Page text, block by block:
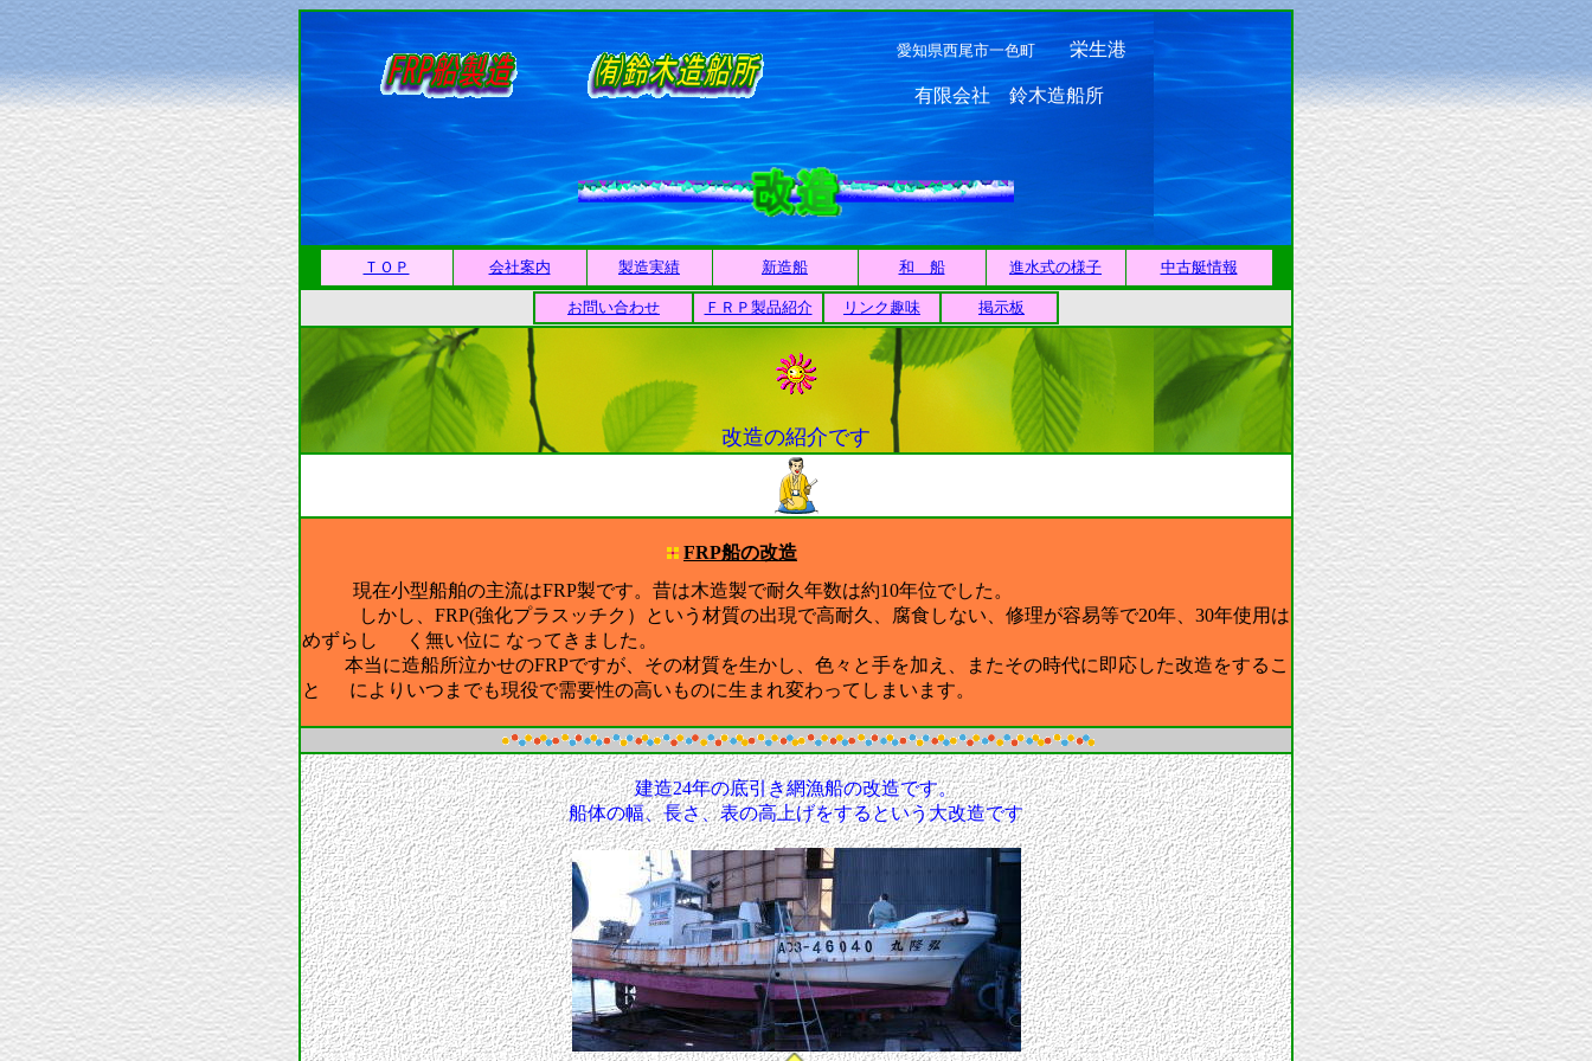
愛知県西尾市一色町 栄生港
有限会社 鈴木造船所
ＴＯＰ 会社案内 製造実績 新造船 和 船 進水式の様子 中古艇情報
お問い合わせ ＦＲＰ製品紹介 リンク趣味 掲示板
改造の紹介です
FRP船の改造
現在小型船舶の主流はFRP製です。昔は木造製で耐久年数は約10年位でした。
しかし、FRP(強化プラスッチク）という材質の出現で高耐久、腐食しない、修理が容易等で20年、30年使用は
めずらし く無い位に なってきました。
本当に造船所泣かせのFRPですが、その材質を生かし、色々と手を加え、またその時代に即応した改造をするこ
と によりいつまでも現役で需要性の高いものに生まれ変わってしまいます。
建造24年の底引き網漁船の改造です。
船体の幅、長さ、表の高上げをするという大改造です